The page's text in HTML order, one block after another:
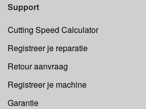
Support
Cutting Speed Calculator
Registreer je reparatie
Retour aanvraag
Registreer je machine
Garantie